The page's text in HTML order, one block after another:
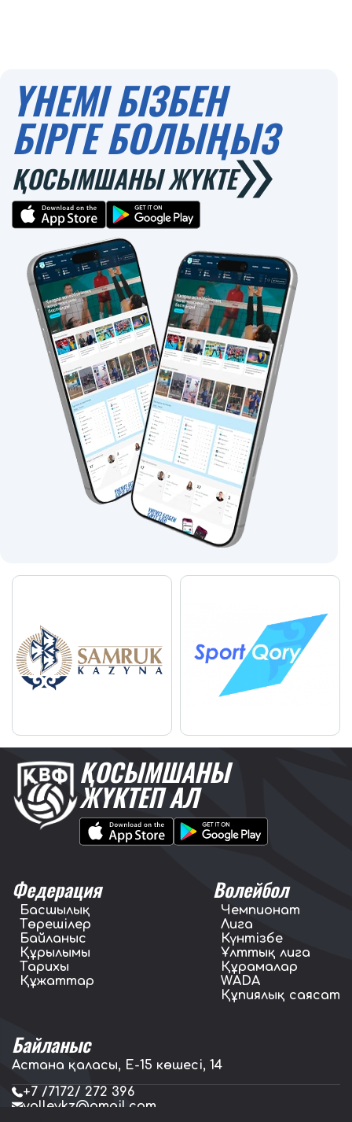
ҮНЕМІ БІЗБЕН
БІРГЕ БОЛЫҢЫЗ
ҚОСЫМШАНЫ ЖҮКТЕ
ҚОСЫМШАНЫ
ЖҮКТЕП АЛ
Федерация
Басшылық
Төрешілер
Байланыс
Құрылымы
Тарихы
Құжаттар
Волейбол
Чемпионат
Лига
Күнтізбе
Ұлттық лига
Құрамалар
WADA
Құпиялық саясат
Байланыс
Астана қаласы, E-15 көшесі, 14
+7 /7172/ 272 396
volleykz@gmail.com